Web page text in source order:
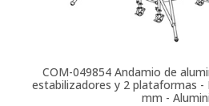
COM-049854 Andamio de
estabilizadores y 2 plataformas -
mm -